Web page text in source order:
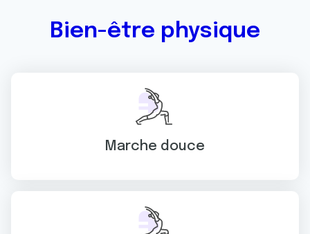
Bien-être physique
Marche douce